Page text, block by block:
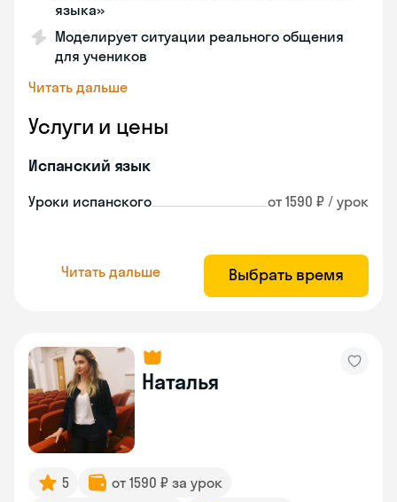
языка»
Моделирует ситуации реального общения
для учеников
Читать дальше
Услуги и цены
Испанский язык
Уроки испанского от 1590 ₽ / урок
Читать дальше Выбрать время
Наталья
5
от 1590 ₽ за урок